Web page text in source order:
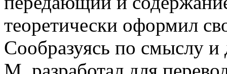
теоретически оформил
Сообразуясь по смыслу и